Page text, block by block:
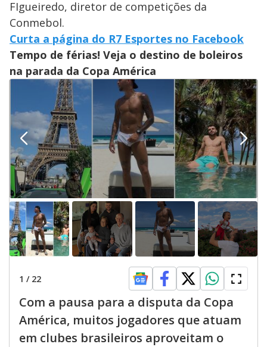
FIgueiredo, diretor de competições da
Conmebol.
Curta a página do R7 Esportes no Facebook
Tempo de férias! Veja o destino de boleiros
na parada da Copa América
1 / 22
Com a pausa para a disputa da Copa
América, muitos jogadores que atuam
em clubes brasileiros aproveitam o